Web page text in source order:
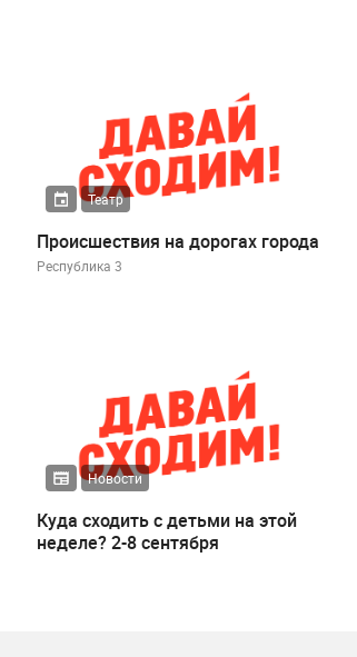
Театр
Происшествия на дорогах города
Республика 3
Новости
Куда сходить с детьми на этой
неделе? 2-8 сентября